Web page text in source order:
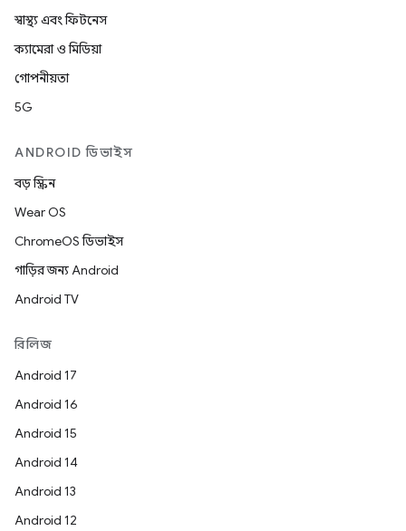
স্বাস্থ্য এবং ফিটনেস
ক্যামেরা ও মিডিয়া
গোপনীয়তা
5G
ANDROID ডিভাইস
বড় স্ক্রিন
Wear OS
ChromeOS ডিভাইস
গাড়ির জন্য Android
Android TV
রিলিজ
Android 17
Android 16
Android 15
Android 14
Android 13
Android 12